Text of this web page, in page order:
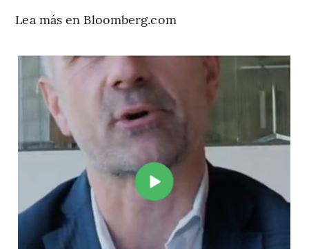
Lea más en Bloomberg.com